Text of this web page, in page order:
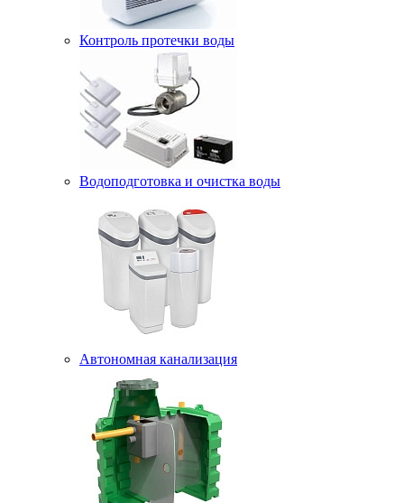
Контроль протечки воды
Водоподготовка и очистка воды
Автономная канализация